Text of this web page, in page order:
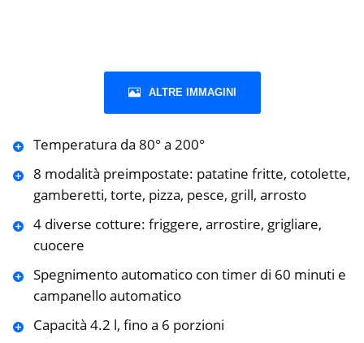
ALTRE IMMAGINI
Temperatura da 80° a 200°
8 modalità preimpostate: patatine fritte, cotolette,
gamberetti, torte, pizza, pesce, grill, arrosto
4 diverse cotture: friggere, arrostire, grigliare,
cuocere
Spegnimento automatico con timer di 60 minuti e
campanello automatico
Capacità 4.2 l, fino a 6 porzioni